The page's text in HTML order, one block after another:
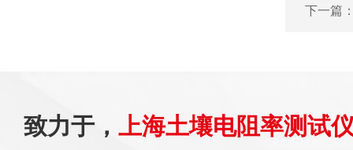
下一篇
致力于， 上海土壤电阻率测试